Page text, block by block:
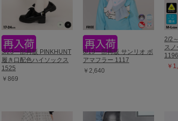
3/23一部再販 PINKHUNT
履き口配色ハイソックス
1525
￥869
6/19一部再販 サンリオ ボ
アマフラー 1117
￥2,640
2/2
スノ
￥